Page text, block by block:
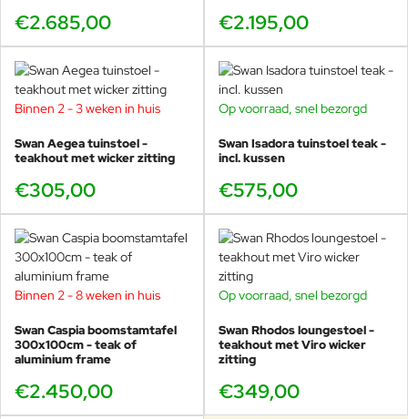
€2.685,00 €2.195,00
Binnen 2 - 3 weken in huis
Swan Aegea tuinstoel -
teakhout met wicker zitting
€305,00
Op voorraad, snel bezorgd
Swan Isadora tuinstoel teak -
incl. kussen
€575,00
Binnen 2 - 8 weken in huis
Swan Caspia boomstamtafel
300x100cm - teak of
aluminium frame
€2.450,00
Op voorraad, snel bezorgd
Swan Rhodos loungestoel -
teakhout met Viro wicker
zitting
€349,00